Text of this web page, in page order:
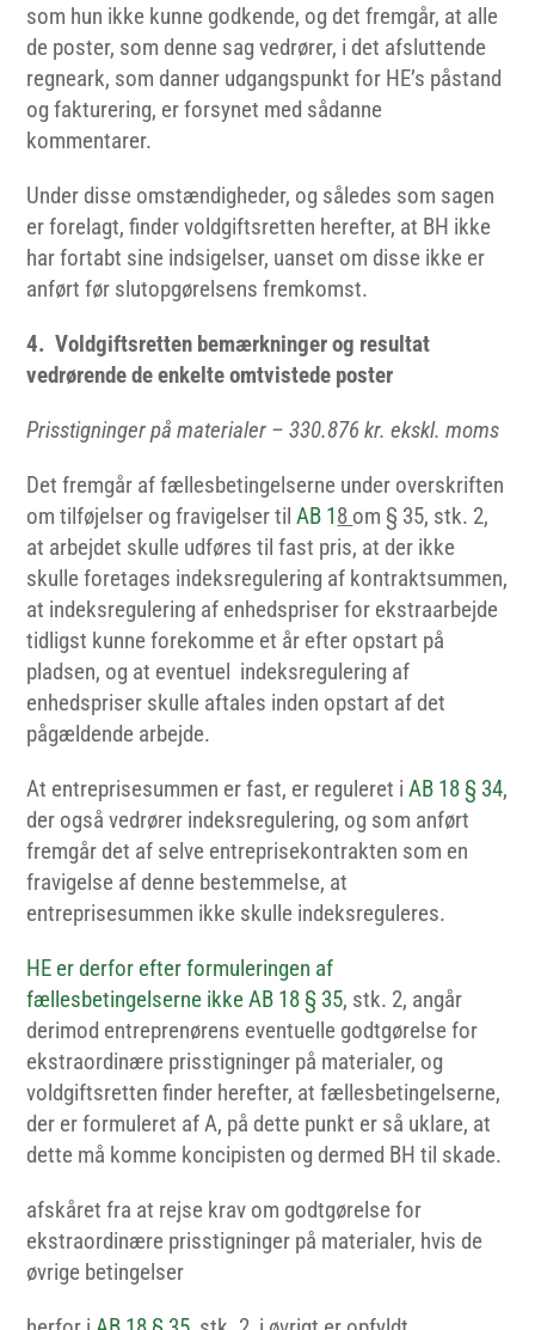
som hun ikke kunne godkende, og det fremgår, at alle
de poster, som denne sag vedrører, i det afsluttende
regneark, som danner udgangspunkt for HE’s påstand
og fakturering, er forsynet med sådanne
kommentarer.
Under disse omstændigheder, og således som sagen
er forelagt, finder voldgiftsretten herefter, at BH ikke
har fortabt sine indsigelser, uanset om disse ikke er
anført før slutopgørelsens fremkomst.
4. Voldgiftsretten bemærkninger og resultat
vedrørende de enkelte omtvistede poster
Prisstigninger på materialer – 330.876 kr. ekskl. moms
Det fremgår af fællesbetingelserne under overskriften
om tilføjelser og fravigelser tilAB 18 om § 35, stk. 2,
at arbejdet skulle udføres til fast pris, at der ikke
skulle foretages indeksregulering af kontraktsummen,
at indeksregulering af enhedspriser for ekstraarbejde
tidligst kunne forekomme et år efter opstart på
pladsen, og at eventuel indeksregulering af
enhedspriser skulle aftales inden opstart af det
pågældende arbejde.
At entreprisesummen er fast, er reguleret iAB 18 § 34,
der også vedrører indeksregulering, og som anført
fremgår det af selve entreprisekontrakten som en
fravigelse af denne bestemmelse, at
entreprisesummen ikke skulle indeksreguleres.
HE er derfor efter formuleringen af
fællesbetingelserne ikke AB 18 § 35, stk. 2, angår
derimod entreprenørens eventuelle godtgørelse for
ekstraordinære prisstigninger på materialer, og
voldgiftsretten finder herefter, at fællesbetingelserne,
der er formuleret af A, på dette punkt er så uklare, at
dette må komme koncipisten og dermed BH til skade.
afskåret fra at rejse krav om godtgørelse for
ekstraordinære prisstigninger på materialer, hvis de
øvrige betingelser